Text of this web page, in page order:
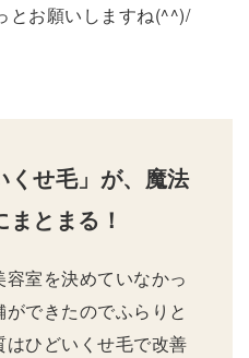
とお願いしますね(^^)/
くせ毛」が、魔法
とまる！
室を決めていなかっ
できたのでふらりと
ひどいくせ毛で改善